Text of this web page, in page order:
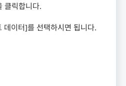
클릭합니다.
데이터]를 선택하시면 됩니다.